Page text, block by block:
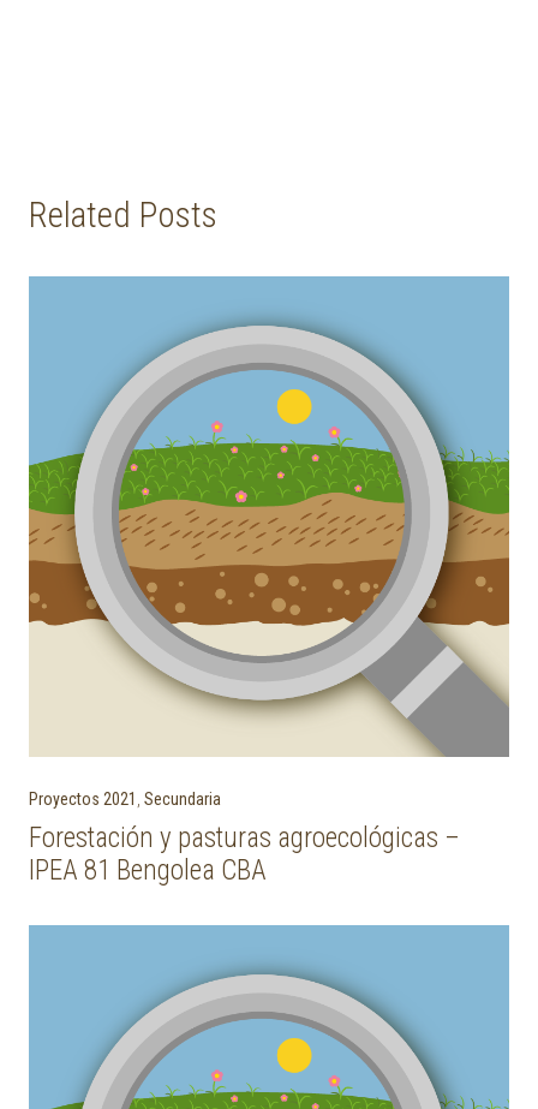
Related Posts
Proyectos 2021 Secundaria
Forestación y pasturas agroecológicas –
IPEA 81 Bengolea CBA